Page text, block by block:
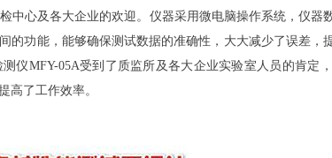
中心及各大企业的欢迎。仪器采用微电脑操作系统，仪器
的功能，能够确保测试数据的准确性，大大减少了误差，
仪MFY-05A受到了质监所及各大企业实验室人员的肯定
高了工作效率。